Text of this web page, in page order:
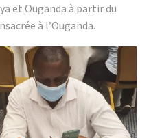
et Ouganda à partir du
à l’Ouganda.